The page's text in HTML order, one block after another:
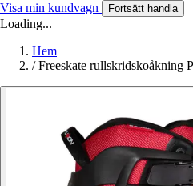
Visa min kundvagn Fortsätt handla
Loading...
Hem
/ Freeskate rullskridskoåkning